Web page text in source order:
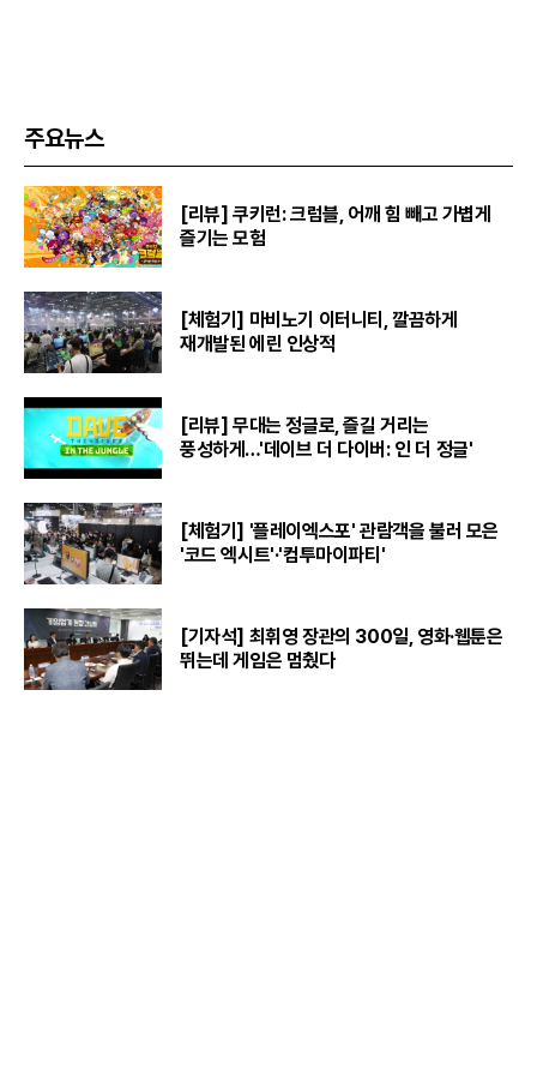
주요뉴스
[리뷰] 쿠키런: 크럼블, 어깨 힘 빼고 가볍게
즐기는 모험
[체험기] 마비노기 이터니티, 깔끔하게
재개발된 에린 인상적
[리뷰] 무대는 정글로, 즐길 거리는
풍성하게…'데이브 더 다이버: 인 더 정글'
[체험기] '플레이엑스포' 관람객을 불러 모은
'코드 엑시트'·'컴투마이파티'
[기자석] 최휘영 장관의 300일, 영화·웹툰은
뛰는데 게임은 멈췄다